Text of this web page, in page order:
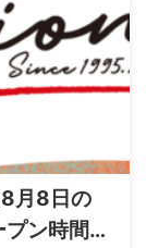
月8日の
ン時間